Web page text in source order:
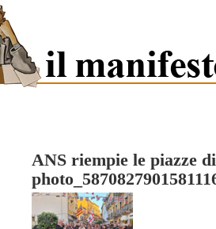
ANS riempie le piazze